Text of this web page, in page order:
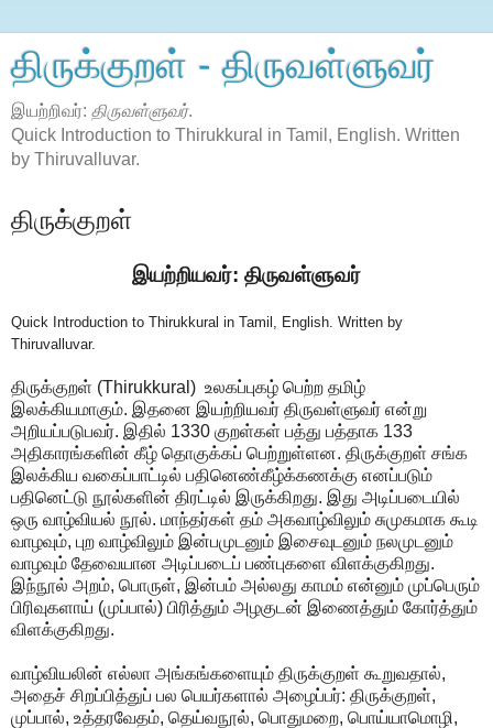
திருக்குறள் - திருவள்ளுவர்
இயற்றிவர்: திருவள்ளுவர்.
Quick Introduction to Thirukkural in Tamil, English. Written
by Thiruvalluvar.
திருக்குறள்
இயற்றியவர்: திருவள்ளுவர்
Quick Introduction to Thirukkural in Tamil, English. Written by
Thiruvalluvar.
திருக்குறள் (Thirukkural) உலகப்புகழ் பெற்ற தமிழ்
இலக்கியமாகும். இதனை இயற்றியவர் திருவள்ளுவர் என்று
அறியப்படுபவர். இதில் 1330 குறள்கள் பத்து பத்தாக 133
அதிகாரங்களின் கீழ் தொகுக்கப் பெற்றுள்ளன. திருக்குறள் சங்க
இலக்கிய வகைப்பாட்டில் பதினெண்கீழ்க்கணக்கு எனப்படும்
பதினெட்டு நூல்களின் திரட்டில் இருக்கிறது. இது அடிப்படையில்
ஒரு வாழ்வியல் நூல். மாந்தர்கள் தம் அகவாழ்விலும் சுமுகமாக கூடி
வாழவும், புற வாழ்விலும் இன்பமுடனும் இசைவுடனும் நலமுடனும்
வாழவும் தேவையான அடிப்படைப் பண்புகளை விளக்குகிறது.
இந்நூல் அறம், பொருள், இன்பம் அல்லது காமம் என்னும் முப்பெரும்
பிரிவுகளாய் (முப்பால்) பிரித்தும் அழகுடன் இணைத்தும் கோர்த்தும்
விளக்குகிறது.
வாழ்வியலின் எல்லா அங்கங்களையும் திருக்குறள் கூறுவதால்,
அதைச் சிறப்பித்துப் பல பெயர்களால் அழைப்பர்: திருக்குறள்,
முப்பால், உத்தரவேதம், தெய்வநூல், பொதுமறை, பொய்யாமொழி,